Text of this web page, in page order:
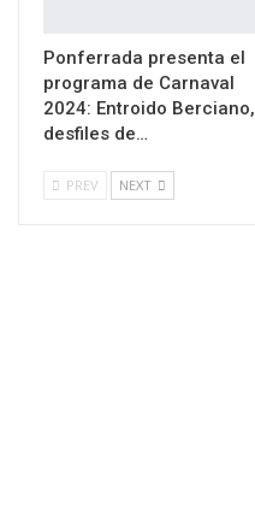
Ponferrada presenta el
programa de Carnaval
2024: Entroido Berciano,
desfiles de…
PREV NEXT